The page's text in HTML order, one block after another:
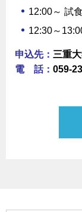
12:00～ 試食
12:30～
申込先： 三重
電 話： 059-